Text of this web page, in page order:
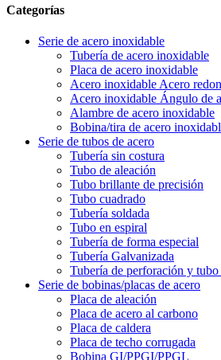
Categorías
Serie de acero inoxidable
Tubería de acero inoxidable
Placa de acero inoxidable
Acero inoxidable Acero
Acero inoxidable Ángulo de
Alambre de acero inoxidable
Bobina/tira de acero
Serie de tubos de acero
Tubería sin costura
Tubo de aleación
Tubo brillante de precisión
Tubo cuadrado
Tubería soldada
Tubo en espiral
Tubería de forma especial
Tubería Galvanizada
Tubería de perforación y
Serie de bobinas/placas de acero
Placa de aleación
Placa de acero al carbono
Placa de caldera
Placa de techo corrugada
Bobina GI/PPGI/PPGL